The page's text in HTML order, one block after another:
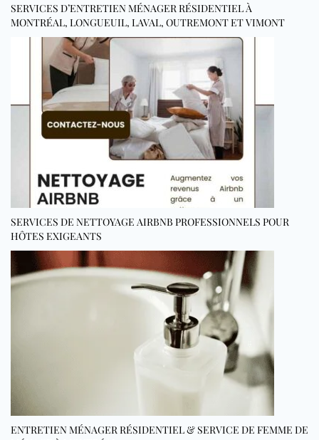
SERVICES D’ENTRETIEN MÉNAGER RÉSIDENTIEL À
MONTRÉAL, LONGUEUIL, LAVAL, OUTREMONT ET VIMONT
SERVICES DE NETTOYAGE AIRBNB PROFESSIONNELS POUR
HÔTES EXIGEANTS
ENTRETIEN MÉNAGER RÉSIDENTIEL & SERVICE DE FEMME DE